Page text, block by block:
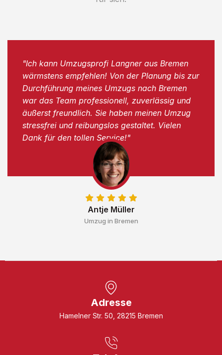
Antje Müller
Umzug in Bremen
"Ich kann Umzugsprofi Langner aus Bremen
wärmstens empfehlen! Von der Planung bis zur
Durchführung meines Umzugs nach Bremen
war das Team professionell, zuverlässig und
äußerst freundlich. Sie haben meinen Umzug
stressfrei und reibungslos gestaltet. Vielen
Dank für den tollen Service!"
Adresse
Hamelner Str. 50, 28215 Bremen